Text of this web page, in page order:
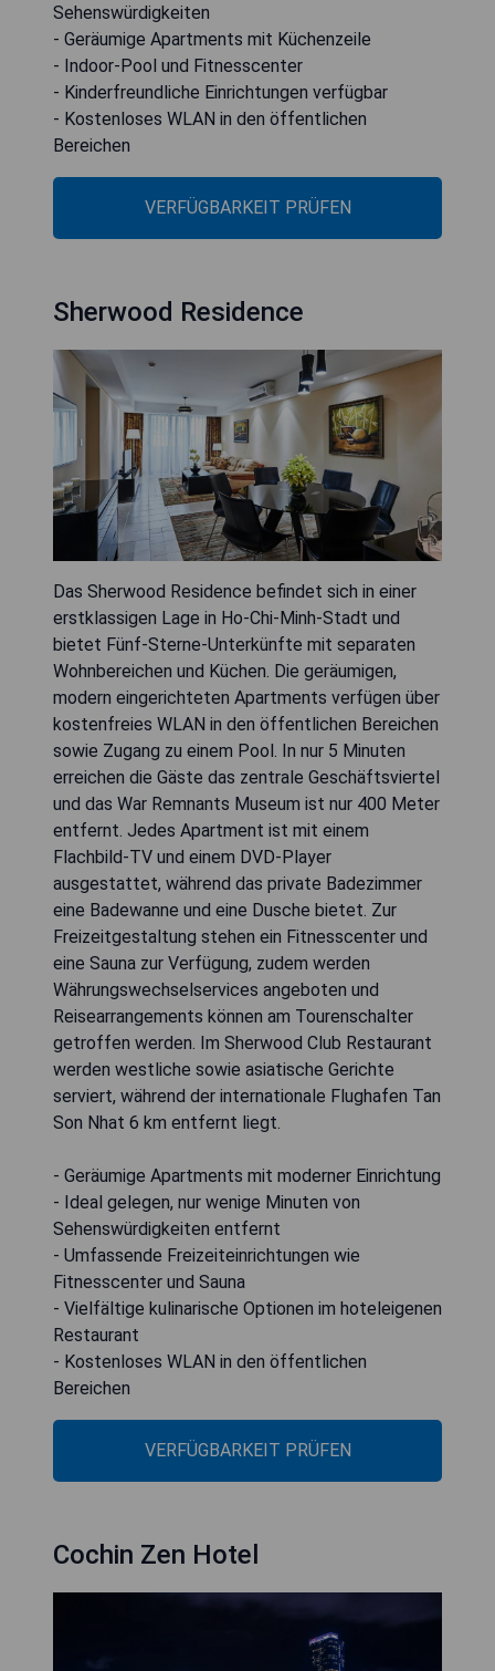
Sehenswürdigkeiten
- Geräumige Apartments mit Küchenzeile
- Indoor-Pool und Fitnesscenter
- Kinderfreundliche Einrichtungen verfügbar
- Kostenloses WLAN in den öffentlichen
Bereichen
VERFÜGBARKEIT PRÜFEN
Sherwood Residence
Das Sherwood Residence befindet sich in einer
erstklassigen Lage in Ho-Chi-Minh-Stadt und
bietet Fünf-Sterne-Unterkünfte mit separaten
Wohnbereichen und Küchen. Die geräumigen,
modern eingerichteten Apartments verfügen über
kostenfreies WLAN in den öffentlichen Bereichen
sowie Zugang zu einem Pool. In nur 5 Minuten
erreichen die Gäste das zentrale Geschäftsviertel
und das War Remnants Museum ist nur 400 Meter
entfernt. Jedes Apartment ist mit einem
Flachbild-TV und einem DVD-Player
ausgestattet, während das private Badezimmer
eine Badewanne und eine Dusche bietet. Zur
Freizeitgestaltung stehen ein Fitnesscenter und
eine Sauna zur Verfügung, zudem werden
Währungswechselservices angeboten und
Reisearrangements können am Tourenschalter
getroffen werden. Im Sherwood Club Restaurant
werden westliche sowie asiatische Gerichte
serviert, während der internationale Flughafen Tan
Son Nhat 6 km entfernt liegt.
- Geräumige Apartments mit moderner Einrichtung
- Ideal gelegen, nur wenige Minuten von
Sehenswürdigkeiten entfernt
- Umfassende Freizeiteinrichtungen wie
Fitnesscenter und Sauna
- Vielfältige kulinarische Optionen im hoteleigenen
Restaurant
- Kostenloses WLAN in den öffentlichen
Bereichen
VERFÜGBARKEIT PRÜFEN
Cochin Zen Hotel